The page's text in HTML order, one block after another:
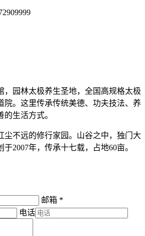
，园林太极养生圣地，全国高规格太极
院。这里传承传统美德、功夫技法、养
生活方式。
尘不远的修行家园。山谷之中，独门大
2007年，传承十七载，占地60亩。
邮箱 *
电话